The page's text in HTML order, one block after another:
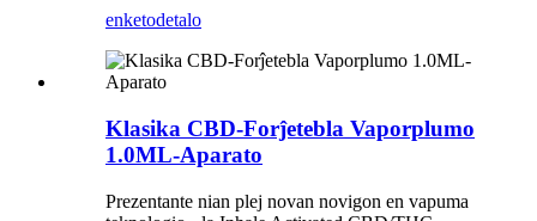
enketodetalo
Klasika CBD-Forĵetebla Vaporplumo
1.0ML-Aparato
Prezentante nian plej novan novigon en vapuma